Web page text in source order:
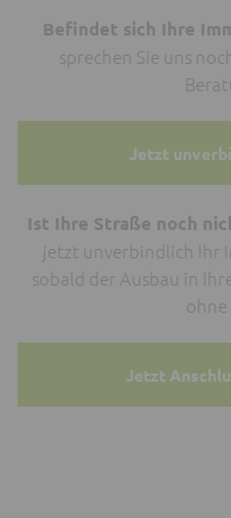
Befindet sich Ihre
sprechen Sie uns
Jetzt
Ist Ihre Straße noch
jetzt unverbindlich Ihr
sobald der Ausbau in
Jetzt